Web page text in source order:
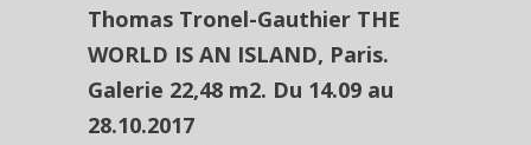
Thomas Tronel-Gauthier THE
WORLD IS AN ISLAND, Paris.
Galerie 22,48 m2. Du 14.09 au
28.10.2017